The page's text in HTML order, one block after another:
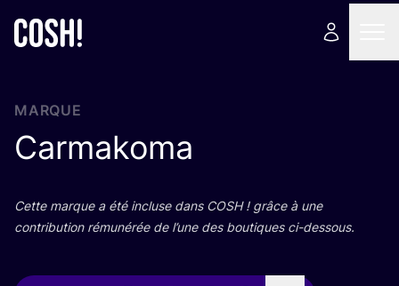
MARQUE
Carmakoma
Cette marque a été incluse dans COSH! grâce à une
contri­bu­tion rému­né­rée de l’une des bou­tiques ci-dessous.